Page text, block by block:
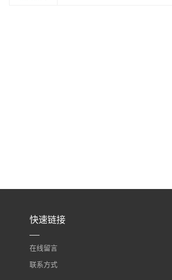
快速链接
在线留言
联系方式